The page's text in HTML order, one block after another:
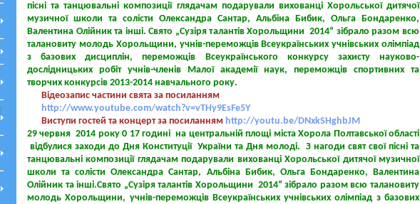
пісні та танцювальні композиції глядачам подарували вихованці Хорольської дитячої
музичної школи та солісти Олександра Сантар, Альбіна Бибик, Ольга Бондаренко,
Валентина Олійник та інші. Свято „Сузіря талантів Хорольщини 2014“ зібрало разом всю
талановиту молодь Хорольщини, учнів-переможців Всеукраїнських учнівських олімпіад
з базових дисциплін, переможців Всеукраїнського конкурсу захисту науково-
дослідницьких робіт учнів-членів Малої академії наук, переможців спортивних та
творчих конкурсів 2013-2014 навчального року.
Відеозапис частини свята за посиланням
http://www.youtube.com/watch?v=vTHy9EsFe5Y
Виступи гостей та концерт за посиланням http://youtu.be/DNxkSHghbJM
29 червня 2014 року 0 17 годині на центральній площі міста Хорола Полтавської області
відбулися заходи до Дня Конституції України та Дня молоді. З нагоди свят свої пісні та
танцювальні композиції глядачам подарували вихованці Хорольської дитячої музичної
школи та солісти Олександра Сантар, Альбіна Бибик, Ольга Бондаренко, Валентина
Олійник та інші.Свято „Сузіря талантів Хорольщини 2014“ зібрало разом всю талановиту
молодь Хорольщини, учнів-переможців Всеукраїнських учнівських олімпіад з базових